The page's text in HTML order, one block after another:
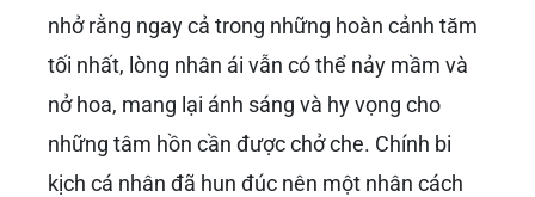
nhở rằng ngay cả trong những hoàn cảnh tăm
tối nhất, lòng nhân ái vẫn có thể nảy mầm và
nở hoa, mang lại ánh sáng và hy vọng cho
những tâm hồn cần được chở che. Chính bi
kịch cá nhân đã hun đúc nên một nhân cách